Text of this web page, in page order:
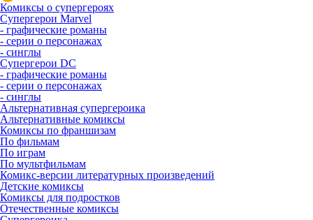
Комиксы о супергероях
Супергерои Marvel
- графические романы
- серии о персонажах
- синглы
Супергерои DC
- графические романы
- серии о персонажах
- синглы
Альтернативная супергероика
Альтернативные комиксы
Комиксы по франшизам
По фильмам
По играм
По мультфильмам
Комикс-версии литературных произведений
Детские комиксы
Комиксы для подростков
Отечественные комиксы